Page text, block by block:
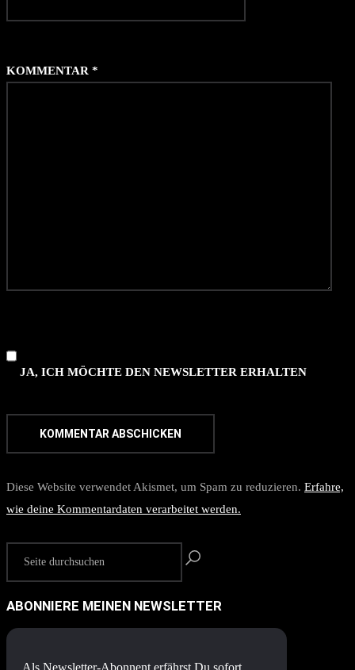
KOMMENTAR *
JA, ICH MÖCHTE DEN NEWSLETTER ERHALTEN
Diese Website verwendet Akismet, um Spam zu reduzieren. Erfahre,
wie deine Kommentardaten verarbeitet werden.
ABONNIERE MEINEN NEWSLETTER
Als Newsletter-Abonnent erfährst Du sofort,